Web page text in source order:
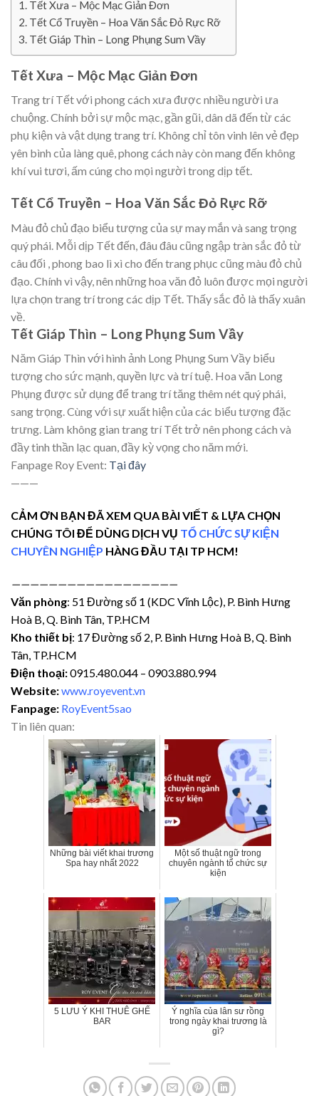
Tết Xưa – Mộc Mạc Giản Đơn
Tết Cổ Truyền – Hoa Văn Sắc Đỏ Rực Rỡ
Tết Giáp Thìn – Long Phụng Sum Vầy
Tết Xưa – Mộc Mạc Giản Đơn
Trang trí Tết với phong cách xưa được nhiều người ưa
chuộng. Chính bởi sự mộc mạc, gần gũi, dân dã đến từ các
phụ kiện và vật dụng trang trí. Không chỉ tôn vinh lên vẻ đẹp
yên bình của làng quê, phong cách này còn mang đến không
khí vui tươi, ấm cúng cho mọi người trong dịp tết.
Tết Cổ Truyền – Hoa Văn Sắc Đỏ Rực Rỡ
Màu đỏ chủ đạo biểu tượng của sự may mắn và sang trọng
quý phái. Mỗi dịp Tết đến, đâu đâu cũng ngập tràn sắc đỏ từ
câu đối , phong bao lì xì cho đến trang phục cũng màu đỏ chủ
đạo. Chính vì vậy, nên những hoa văn đỏ luôn được mọi người
lựa chọn trang trí trong các dịp Tết. Thấy sắc đỏ là thấy xuân
về.
Tết Giáp Thìn – Long Phụng Sum Vầy
Năm Giáp Thìn với hình ảnh Long Phụng Sum Vầy biểu
tượng cho sức mạnh, quyền lực và trí tuệ. Hoa văn Long
Phụng được sử dụng để trang trí tăng thêm nét quý phái,
sang trọng. Cùng với sự xuất hiện của các biểu tượng đặc
trưng. Làm không gian trang trí Tết trở nên phong cách và
đầy tinh thần lạc quan, đầy kỳ vọng cho năm mới.
Fanpage Roy Event: Tại đây
———
CẢM ƠN BẠN ĐÃ XEM QUA BÀI VIẾT & LỰA CHỌN
CHÚNG TÔI ĐỂ DÙNG DỊCH VỤ TỔ CHỨC SỰ KIỆN
CHUYÊN NGHIỆP HÀNG ĐẦU TẠI TP HCM!
——————————————————
Văn phòng: 51 Đường số 1 (KDC Vĩnh Lộc), P. Bình Hưng
Hoà B, Q. Bình Tân, TP.HCM
Kho thiết bị: 17 Đường số 2, P. Bình Hưng Hoà B, Q. Bình
Tân, TP.HCM
Điện thoại:0915.480.044 – 0903.880.994
Website:www.royevent.vn
Fanpage: RoyEvent5sao
Tin liên quan:
Những bài viết khai trương
Spa hay nhất 2022
Một số thuật ngữ trong
chuyên ngành tổ chức sự
kiện
5 LƯU Ý KHI THUÊ GHẾ
BAR
Ý nghĩa của lân sư rồng
trong ngày khai trương là
gì?